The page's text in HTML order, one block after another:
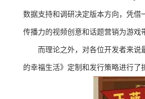
数据支持和调研决定版本方向，凭
传播力的视频创意和话题营销为游戏
而理论之外，对各位开发者来说
的幸福生活》定制和发行策略进行了